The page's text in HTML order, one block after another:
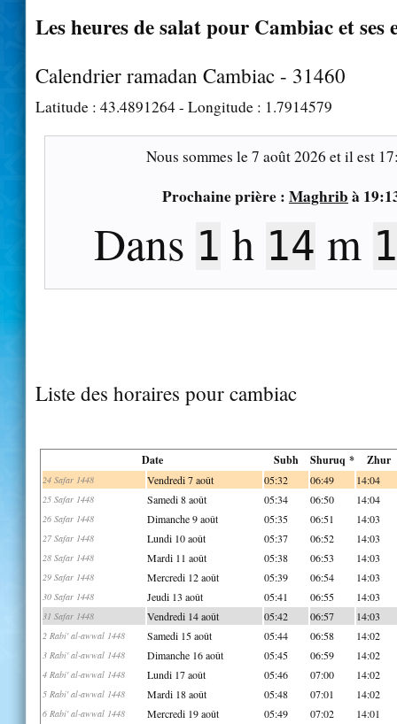
Les heures de salat pour Cambiac et ses
Calendrier ramadan Cambiac - 31460
Latitude : 43.4891264- Longitude : 1.7914579
Nous sommes le7 août 2026 et il est
Prochaine prière : Maghrib à
Dans1h14m
Liste des horaires pour cambiac
Date Subh Shuruq * Zhur
24 Safar 1448 Vendredi 7 août 05:32 06:49 14:04
25 Safar 1448 Samedi 8 août 05:34 06:50 14:04
26 Safar 1448 Dimanche 9 août 05:35 06:51 14:03
27 Safar 1448 Lundi 10 août 05:37 06:52 14:03
28 Safar 1448 Mardi 11 août 05:38 06:53 14:03
29 Safar 1448 Mercredi 12 août 05:39 06:54 14:03
30 Safar 1448 Jeudi 13 août 05:41 06:55 14:03
31 Safar 1448 Vendredi 14 août 05:42 06:57 14:03
2 Rabi' al-awwal 1448 Samedi 15 août 05:44 06:58 14:02
3 Rabi' al-awwal 1448 Dimanche 16 août 05:45 06:59 14:02
4 Rabi' al-awwal 1448 Lundi 17 août 05:46 07:00 14:02
5 Rabi' al-awwal 1448 Mardi 18 août 05:48 07:01 14:02
6 Rabi' al-awwal 1448 Mercredi 19 août 05:49 07:02 14:01